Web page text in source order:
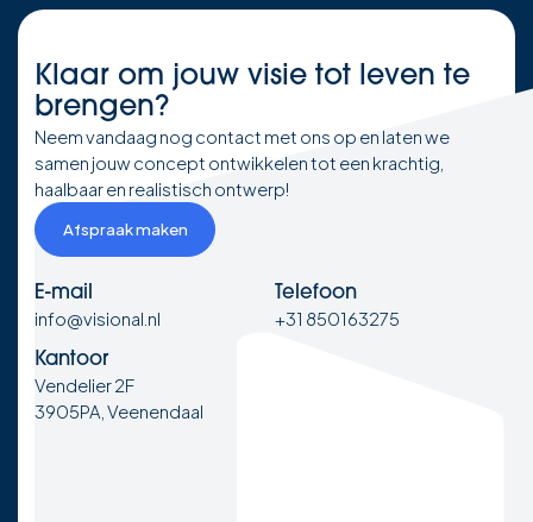
Klaar om jouw visie tot leven te
brengen?
Neem vandaag nog contact met ons op en laten we
samen jouw concept ontwikkelen tot een krachtig,
haalbaar en realistisch ontwerp!
Afspraak maken
E-mail
info@visional.nl
Telefoon
+31 850163275
Kantoor
Vendelier 2F
3905PA, Veenendaal